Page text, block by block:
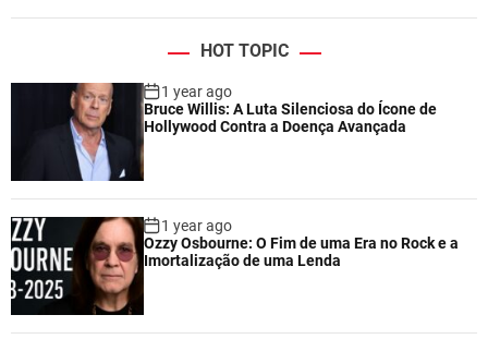
HOT TOPIC
1 year ago
Bruce Willis: A Luta Silenciosa do Ícone de
Hollywood Contra a Doença Avançada
1 year ago
Ozzy Osbourne: O Fim de uma Era no Rock e a
Imortalização de uma Lenda